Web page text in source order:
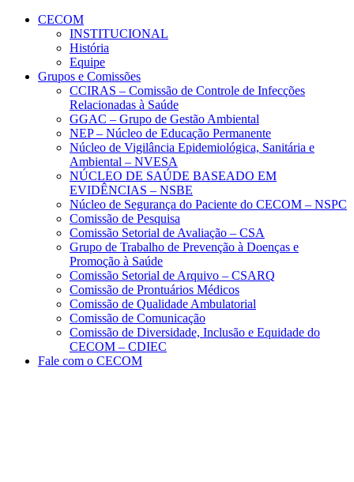
Conteúdo principal
CECOM
INSTITUCIONAL
História
Equipe
Grupos e Comissões
CCIRAS – Comissão de Controle de Infecções
Relacionadas à Saúde
GGAC – Grupo de Gestão Ambiental
NEP – Núcleo de Educação Permanente
Núcleo de Vigilância Epidemiológica, Sanitária e
Ambiental – NVESA
NÚCLEO DE SAÚDE BASEADO EM
EVIDÊNCIAS – NSBE
Núcleo de Segurança do Paciente do CECOM – NSPC
Comissão de Pesquisa
Comissão Setorial de Avaliação – CSA
Grupo de Trabalho de Prevenção à Doenças e
Promoção à Saúde
Comissão Setorial de Arquivo – CSARQ
Comissão de Prontuários Médicos
Comissão de Qualidade Ambulatorial
Comissão de Comunicação
Comissão de Diversidade, Inclusão e Equidade do
CECOM – CDIEC
Fale com o CECOM